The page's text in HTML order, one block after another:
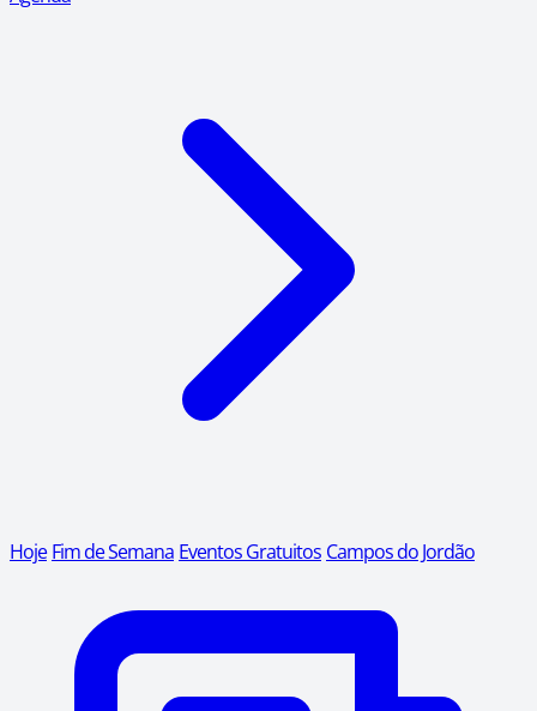
Hoje Fim de Semana Eventos Gratuitos Campos do Jordão